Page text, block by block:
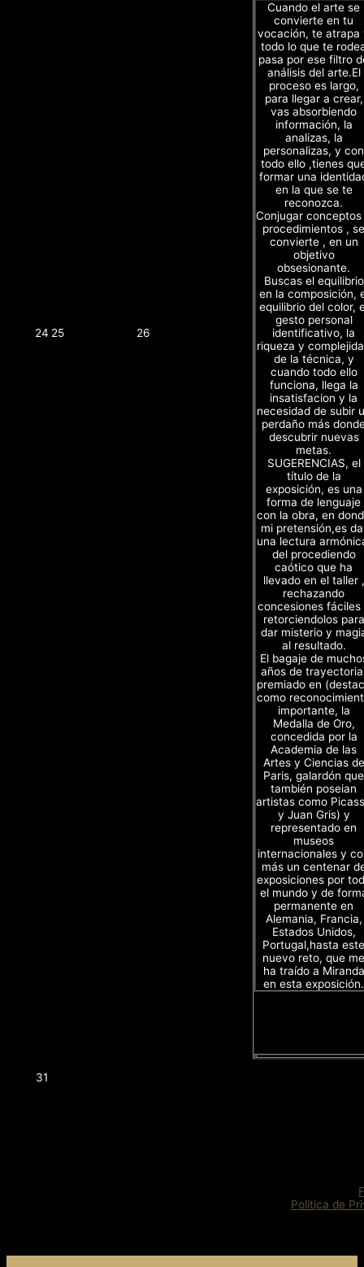
24 25 26
Cuando el arte se
convierte en tu
vocación, te atrapa
todo lo que te
pasa por ese filtro
análisis del arte.El
proceso es largo,
para llegar a crear,
vas absorbiendo
información, la
analizas, la
personalizas, y con
todo ello ,tienes
formar una
en la que se te
reconozca.
Conjugar
procedimientos , se
convierte , en un
objetivo
obsesionante.
Buscas el equilibrio
en la composición,
equilibrio del color,
gesto personal
identificativo, la
riqueza y
de la técnica, y
cuando todo ello
funciona, llega la
insatisfacion y la
necesidad de subir
perdaño más
descubrir nuevas
metas.
SUGERENCIAS, el
título de la
exposición, es una
forma de lenguaje
con la obra, en
mi pretensión,es
una lectura
del procediendo
caótico que ha
llevado en el taller ,
rechazando
concesiones fáciles
retorciendolos para
dar misterio y
al resultado.
El bagaje de
años de
premiado en
como
importante, la
Medalla de Oro,
concedida por la
Academia de las
Artes y Ciencias de
Paris, galardón que
también poseian
artistas como
y Juan Gris) y
representado en
museos
internacionales y
más un centenar
exposiciones por
el mundo y de
permanente en
Alemania, Francia,
Estados Unidos,
Portugal,hasta este
nuevo reto, que me
ha traído a Miranda
en esta exposición.
31
Política de